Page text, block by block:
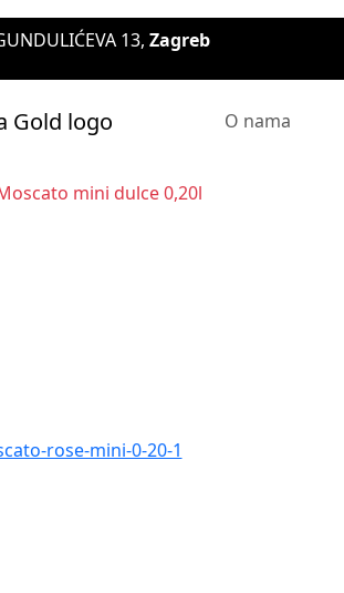
13, Zagreb
O nama
mini dulce 0,20l